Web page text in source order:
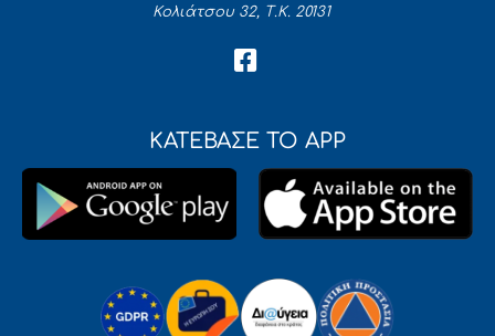
Κολιάτσου 32, Τ.Κ. 20131
ΚΑΤΕΒΑΣΕ ΤΟ APP